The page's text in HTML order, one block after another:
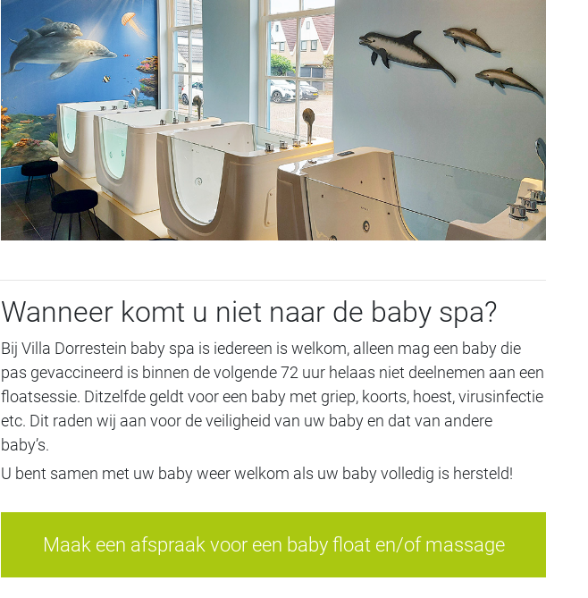
Wanneer komt u niet naar de baby spa?
Bij Villa Dorrestein baby spa is iedereen is welkom, alleen mag een baby die
pas gevaccineerd is binnen de volgende 72 uur helaas niet deelnemen aan een
floatsessie. Ditzelfde geldt voor een baby met griep, koorts, hoest, virusinfectie
etc. Dit raden wij aan voor de veiligheid van uw baby en dat van andere
baby’s.
U bent samen met uw baby weer welkom als uw baby volledig is hersteld!
Maak een afspraak voor een baby float en/of massage